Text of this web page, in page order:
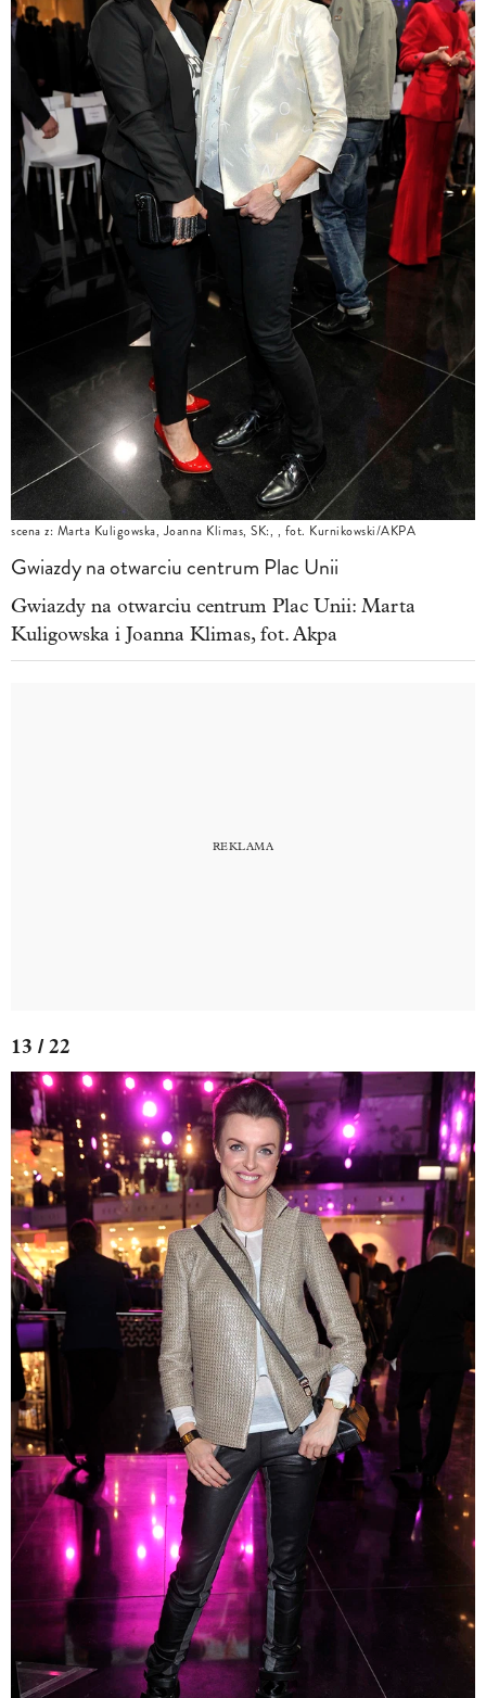
scena z: Marta Kuligowska, Joanna Klimas, SK:, , fot. Kurnikowski/AKPA
Gwiazdy na otwarciu centrum Plac Unii
Gwiazdy na otwarciu centrum Plac Unii: Marta
Kuligowska i Joanna Klimas, fot. Akpa
13 / 22